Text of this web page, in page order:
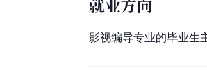
就业方向
影视编导专业的毕业生